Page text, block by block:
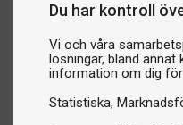
Du har kontroll
Vi och våra
lösningar, bland
information om dig
Statistiska